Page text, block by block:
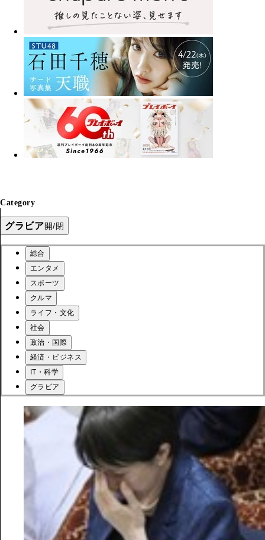
Category
グラビア開/閉
総合
エンタメ
スポーツ
クルマ
ライフ・文化
社会
政治・国際
経済・ビジネス
IT・科学
グラビア